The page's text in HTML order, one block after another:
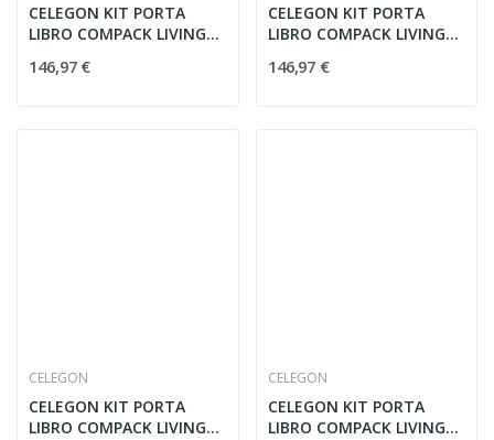
CELEGON KIT PORTA
LIBRO COMPACK LIVING
146,97 €
CELEGON KIT PORTA
LIBRO COMPACK LIVING
146,97 €
CELEGON
CELEGON KIT PORTA
LIBRO COMPACK LIVING
CELEGON
CELEGON KIT PORTA
LIBRO COMPACK LIVING